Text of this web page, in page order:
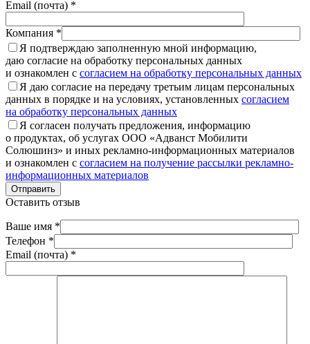
Email (почта) *
Компания *
Я подтверждаю заполненную мной информацию,
даю согласие на обработку персональных данных
и ознакомлен с согласием на обработку персональных данных
Я даю согласие на передачу третьим лицам персональных
данных в порядке и на условиях, установленных согласием
на обработку персональных данных
Я согласен получать предложения, информацию
о продуктах, об услугах ООО «Адванст Мобилити
Солюшинз» и иных рекламно-информационных материалов
и ознакомлен с согласием на получение рассылки рекламно-
информационных материалов
Отправить
Оставить отзыв
Ваше имя *
Телефон *
Email (почта) *